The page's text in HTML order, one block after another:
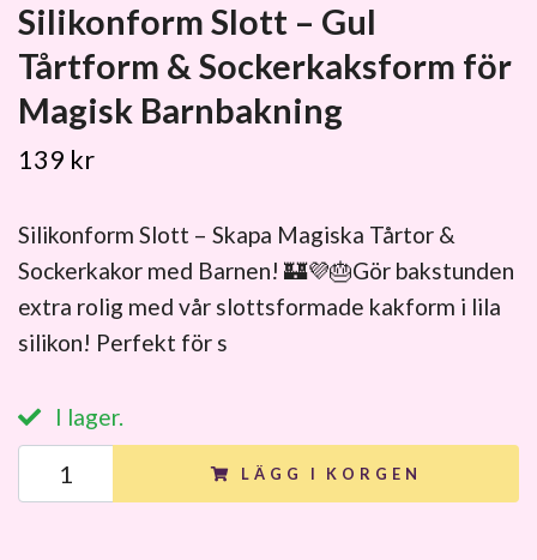
Silikonform Slott – Gul
Tårtform & Sockerkaksform för
Magisk Barnbakning
139 kr
Silikonform Slott – Skapa Magiska Tårtor &
Sockerkakor med Barnen! 🏰💜🎂Gör bakstunden
extra rolig med vår slottsformade kakform i lila
silikon! Perfekt för s
I lager.
LÄGG I KORGEN